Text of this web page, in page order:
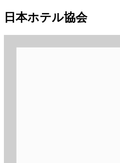
日本ホテル協会